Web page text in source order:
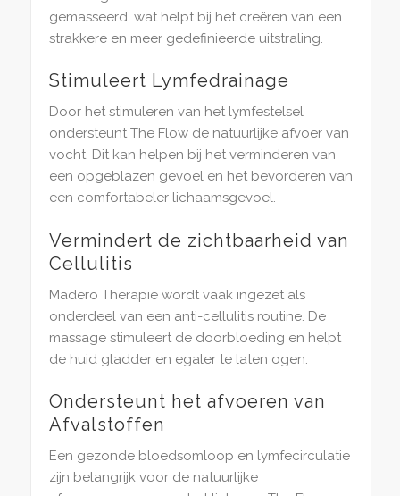
gemasseerd, wat helpt bij het creëren van een
strakkere en meer gedefinieerde uitstraling.
Stimuleert Lymfedrainage
Door het stimuleren van het lymfestelsel
ondersteunt The Flow de natuurlijke afvoer van
vocht. Dit kan helpen bij het verminderen van
een opgeblazen gevoel en het bevorderen van
een comfortabeler lichaamsgevoel.
Vermindert de zichtbaarheid van
Cellulitis
Madero Therapie wordt vaak ingezet als
onderdeel van een anti-cellulitis routine. De
massage stimuleert de doorbloeding en helpt
de huid gladder en egaler te laten ogen.
Ondersteunt het afvoeren van
Afvalstoffen
Een gezonde bloedsomloop en lymfecirculatie
zijn belangrijk voor de natuurlijke